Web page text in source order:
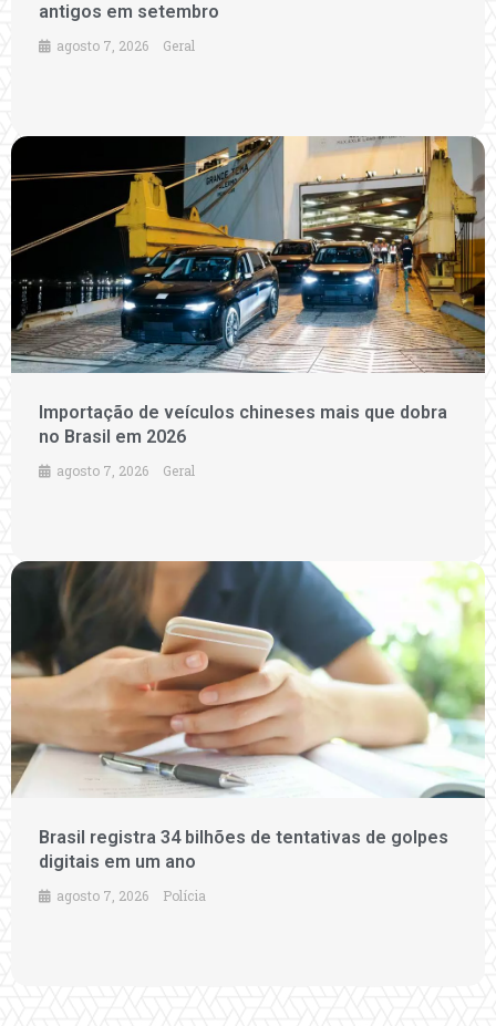
antigos em setembro
agosto 7, 2026 Geral
Importação de veículos chineses mais que dobra
no Brasil em 2026
agosto 7, 2026 Geral
Brasil registra 34 bilhões de tentativas de golpes
digitais em um ano
agosto 7, 2026 Polícia